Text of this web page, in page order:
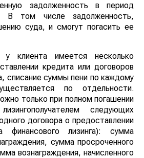
задолженность в период
В том числе задолженность,
суда, и смогут погасить ее
клиента имеется несколько
кредита или договоров
списание суммы пени по каждому
по отдельности.
только при полном погашении
следующих
договора о предоставлении
финансового лизинга): сумма
сумма просроченного
вознаграждения, начисленного